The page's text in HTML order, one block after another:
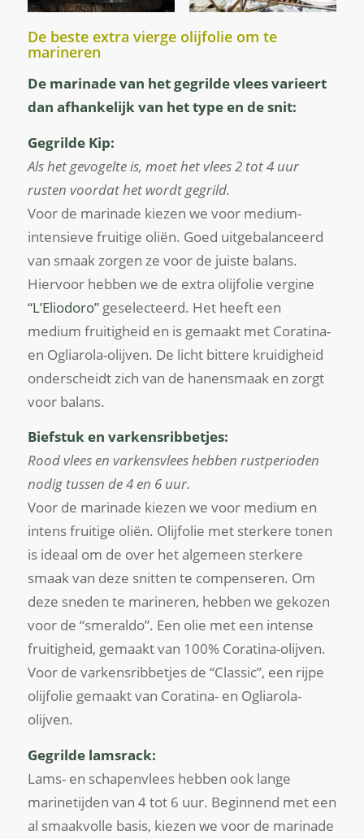
De beste extra vierge olijfolie om te
marineren
De marinade van het gegrilde vlees varieert
dan afhankelijk van het type en de snit:
Gegrilde Kip:
Als het gevogelte is, moet het vlees 2 tot 4 uur
rusten voordat het wordt gegrild.
Voor de marinade kiezen we voor medium-
intensieve fruitige oliën. Goed uitgebalanceerd
van smaak zorgen ze voor de juiste balans.
Hiervoor hebben we de extra olijfolie vergine
“L’Eliodoro”geselecteerd. Het heeft een
medium fruitigheid en is gemaakt met Coratina-
en Ogliarola-olijven. De licht bittere kruidigheid
onderscheidt zich van de hanensmaak en zorgt
voor balans.
Biefstuk en varkensribbetjes:
Rood vlees en varkensvlees hebben rustperioden
nodig tussen de 4 en 6 uur.
Voor de marinade kiezen we voor medium en
intens fruitige oliën. Olijfolie met sterkere tonen
is ideaal om de over het algemeen sterkere
smaak van deze snitten te compenseren. Om
deze sneden te marineren, hebben we gekozen
voor de “smeraldo”. Een olie met een intense
fruitigheid, gemaakt van 100% Coratina-olijven.
Voor de varkensribbetjes de “Classic”, een rijpe
olijfolie gemaakt van Coratina- en Ogliarola-
olijven.
Gegrilde lamsrack:
Lams- en schapenvlees hebben ook lange
marinetijden van 4 tot 6 uur. Beginnend met een
al smaakvolle basis, kiezen we voor de marinade